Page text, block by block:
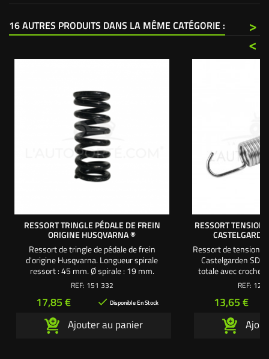
16 AUTRES PRODUITS DANS LA MÊME CATÉGORIE :
>
<
RESSORT TRINGLE PÉDALE DE FREIN
ORIGINE HUSQVARNA ®
Ressort de tringle de pédale de frein
d'origine Husqvarna. Longueur spirale
ressort : 45 mm. Ø spirale : 19 mm.
Référence origine 151332
REF: 151 332
Prix
17,85 €  Disponible En Stock
Ajouter au panier
RESSORT TENSION
Ressort de tension
Castelgarden
totale avec
spirale ressort : 70
REF: 125
Prix
13,65 €